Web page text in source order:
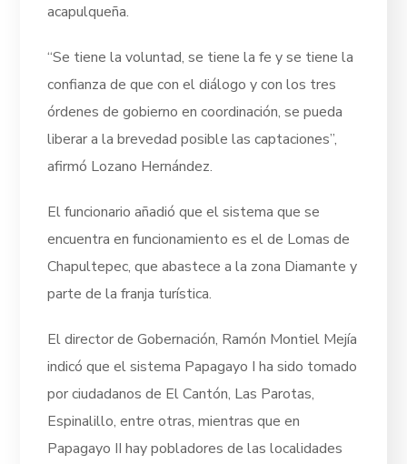
acapulqueña.
“Se tiene la voluntad, se tiene la fe y se tiene la
confianza de que con el diálogo y con los tres
órdenes de gobierno en coordinación, se pueda
liberar a la brevedad posible las captaciones”,
afirmó Lozano Hernández.
El funcionario añadió que el sistema que se
encuentra en funcionamiento es el de Lomas de
Chapultepec, que abastece a la zona Diamante y
parte de la franja turística.
El director de Gobernación, Ramón Montiel Mejía
indicó que el sistema Papagayo I ha sido tomado
por ciudadanos de El Cantón, Las Parotas,
Espinalillo, entre otras, mientras que en
Papagayo II hay pobladores de las localidades